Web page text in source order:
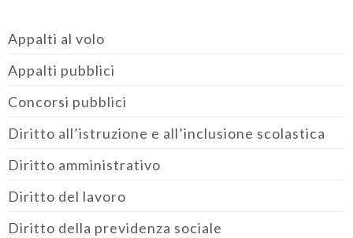
Appalti al volo
Appalti pubblici
Concorsi pubblici
Diritto all’istruzione e all’inclusione scolastica
Diritto amministrativo
Diritto del lavoro
Diritto della previdenza sociale